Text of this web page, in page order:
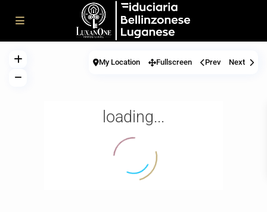
loading...
My Location Fullscreen Prev Next